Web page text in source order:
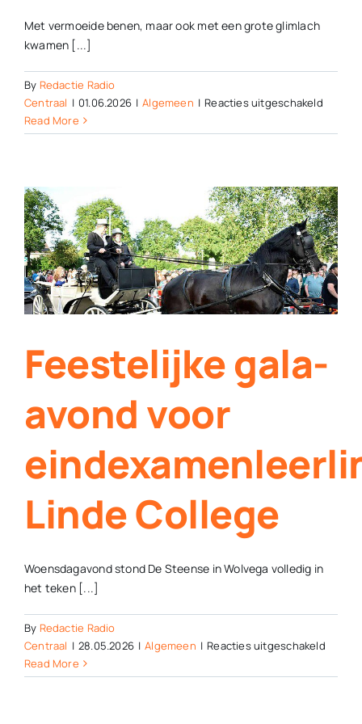
Met vermoeide benen, maar ook met een grote glimlach
kwamen [...]
By Redactie Radio
Centraal | 01.06.2026 | Algemeen | Reacties uitgeschakeldvoor
fietsen
voor
KiKa
en
halen
60.000
euro
op
Read More
Feestelijke gala-
avond voor
Linde College
Woensdagavond stond De Steense in Wolvega volledig in
het teken [...]
By Redactie Radio
Centraal | 28.05.2026 | Algemeen | Reacties uitgeschakeldvoor
gala-
Read More